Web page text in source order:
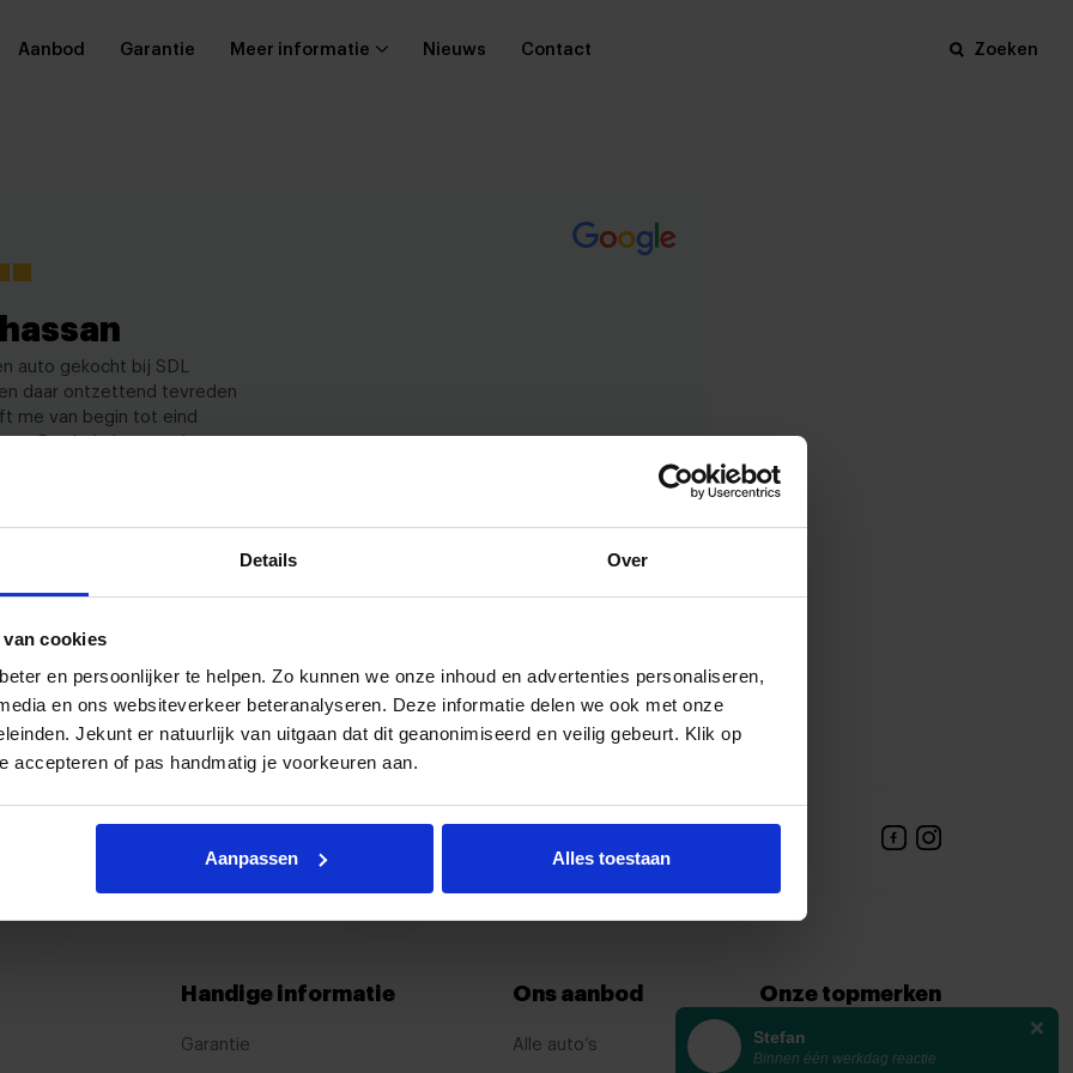
Details Over
cookies
en persoonlijker te helpen. Zo kunnen we onze inhoud en advertenties personaliseren,
en ons websiteverkeer beteranalyseren. Deze informatie delen we ook met onze
Jekunt er natuurlijk van uitgaan dat dit geanonimiseerd en veilig gebeurt. Klik op
accepteren of pas handmatig je voorkeuren aan.
Aanpassen Alles toestaan
Aanbod Garantie Meer informatie Nieuws Contact Zoeken
auto gekocht bij SDL
daar ontzettend tevreden
me van begin tot eind
Hij neemt de tijd voor je,
zoals afgesproken. Ik
Automotive dan ook van
Proefrijden?
Bezoek onze showroom
Contact met een adviseur
Neem contact op
Handige informatie
Garantie
Ons aanbod
Alle auto’s
Onze topmerken
KIA
Stefan
Binnen één werkdag reactie